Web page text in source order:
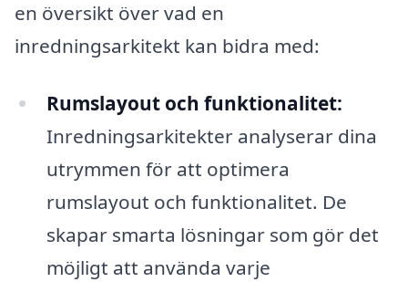
en översikt över vad en
inredningsarkitekt kan bidra med:
Rumslayout och funktionalitet:
Inredningsarkitekter analyserar dina
utrymmen för att optimera
rumslayout och funktionalitet. De
skapar smarta lösningar som gör det
möjligt att använda varje